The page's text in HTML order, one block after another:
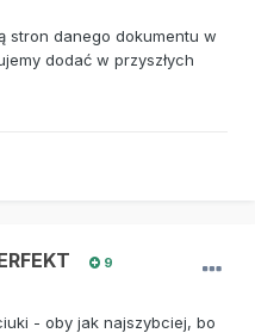
stron danego dokumentu w
dodać w przyszłych
9
- oby jak najszybciej, bo